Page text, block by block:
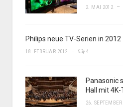
2. MAI 2012
Philips neue TV-Serien in 2012
18. FEBRUAR 2012 4
Panasonic
Hall mit
26.